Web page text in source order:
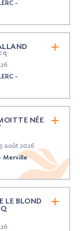
-
-
NÉE
août 2026
Merville
LE BLOND